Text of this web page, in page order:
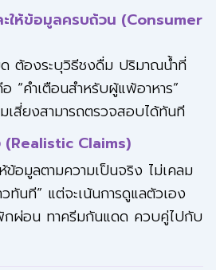
ให้ข้อมูลครบถ้วน (Consumer
ต้องระบุวิธีชงดื่ม ปริมาณน้ำที่
“คำเตือนสำหรับผู้แพ้อาหาร”
เสี่ยงสามารถตรวจสอบได้ทันที
(Realistic Claims)
อมูลตามความเป็นจริง ไม่เคลม
ทันที” แต่จะเน้นการดูแลตัวเอง
ผ่อน ทาครีมกันแดด ควบคู่ไปกับ